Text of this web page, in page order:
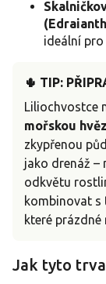
ideální
🌵 TIP:
Liliochvostce
mořskou
zkypřenou
jako drenáž –
odkvětu
kombinovat s
které
Jak tyto